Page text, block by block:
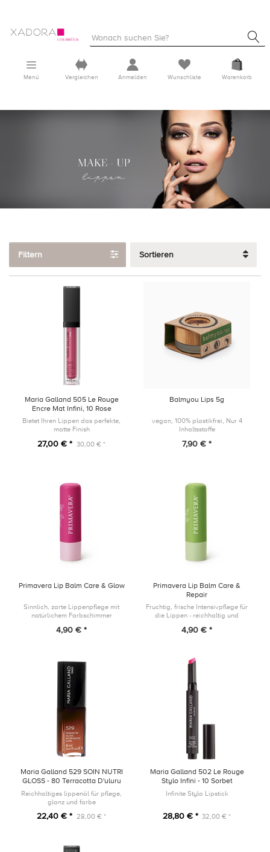
Menü Vergleichen Anmelden Wunschliste Warenkorb
Filtern Sortieren
Maria Galland 505 Le Rouge
Encre Mat Infini, 10 Rose
Velours, 6,5ml
Bietet Ihren Lippen das perfekte,
matte Finish
27,00 € * 30,00 € *
Balmyou Lips 5g
vegan, 100% plastikfrei, Nur 4
Inhaltsstoffe
7,90 € *
Primavera Lip Balm Care & Glow
Sinnlich, zarte Lippenpflege mit
natürlichem Farbschimmer
4,90 € *
Primavera Lip Balm Care &
Repair
Fruchtig, frische Intensivpflege für
die Lippen - reichhaltig und
4,90 € *
Maria Galland 529 SOIN NUTRI
GLOSS - 80 Terracotta D'uluru
Reichhaltiges lippenöl für pflege,
glanz und farbe
22,40 € * 28,00 € *
Maria Galland 502 Le Rouge
Stylo Infini - 10 Sorbet
Grenadine
Infinite Stylo Lipstick
28,80 € * 32,00 € *